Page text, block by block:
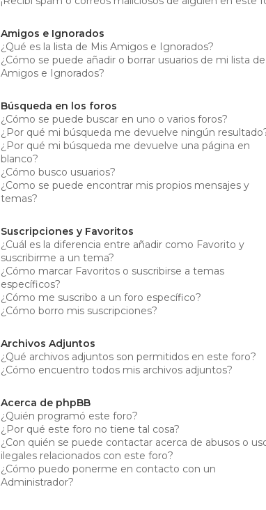
Amigos e Ignorados
¿Qué es la lista de Mis Amigos e Ignorados?
¿Cómo se puede añadir o borrar usuarios de mi lista de
Amigos e Ignorados?
Búsqueda en los foros
¿Cómo se puede buscar en uno o varios foros?
¿Por qué mi búsqueda me devuelve ningún
¿Por qué mi búsqueda me devuelve una página en
blanco?
¿Cómo busco usuarios?
¿Como se puede encontrar mis propios mensajes y
temas?
Suscripciones y Favoritos
¿Cuál es la diferencia entre añadir como Favorito y
suscribirme a un tema?
¿Cómo marcar Favoritos o suscribirse a temas
específicos?
¿Cómo me suscribo a un foro específico?
¿Cómo borro mis suscripciones?
Archivos Adjuntos
¿Qué archivos adjuntos son permitidos en este foro?
¿Cómo encuentro todos mis archivos adjuntos?
Acerca de phpBB
¿Quién programó este foro?
¿Por qué este foro no tiene tal cosa?
¿Con quién se puede contactar acerca de abusos o
ilegales relacionados con este foro?
¿Cómo puedo ponerme en contacto con un
Administrador?